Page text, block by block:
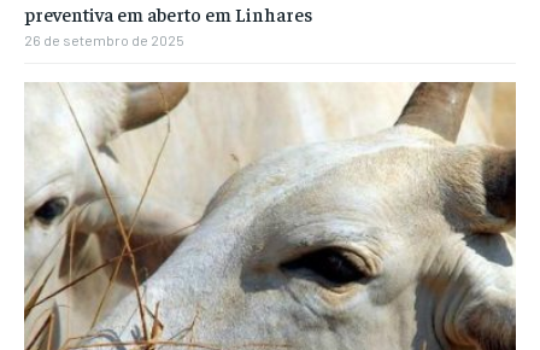
preventiva em aberto em Linhares
26 de setembro de 2025